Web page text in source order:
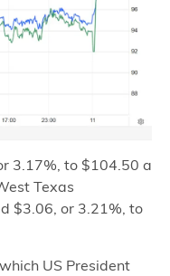
3.17%, to $104.50 a
Texas
$3.06, or 3.21%, to
US President